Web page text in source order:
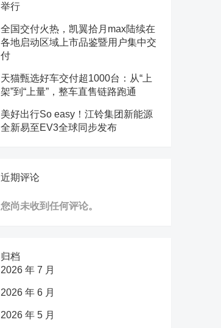
举行
全国交付火热，凯翼拾月max陆续在
各地启动区域上市品鉴暨用户集中交
付
天猫甄选好车交付超1000台：从“上
架”到“上量”，整车直售链路跑通
美好出行So easy！江铃集团新能源
全新易至EV3全球同步发布
近期评论
您尚未收到任何评论。
归档
2026 年 7 月
2026 年 6 月
2026 年 5 月